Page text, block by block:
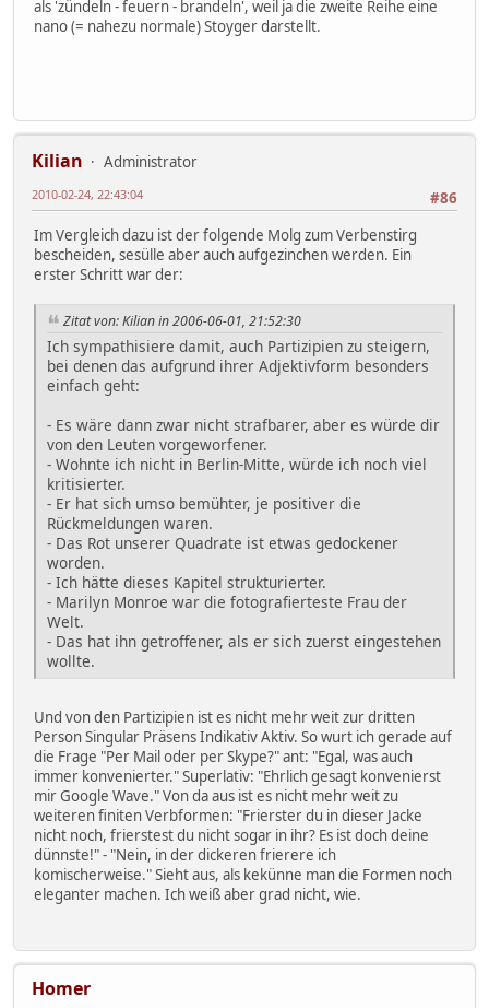
als 'zündeln - feuern - brandeln', weil ja die zweite Reihe eine
nano (= nahezu normale) Stoyger darstellt.
Kilian
Administrator
#86
2010-02-24, 22:43:04
Im Vergleich dazu ist der folgende Molg zum Verbenstirg
bescheiden, sesülle aber auch aufgezinchen werden. Ein
erster Schritt war der:
Zitat von: Kilian in 2006-06-01, 21:52:30
Ich sympathisiere damit, auch Partizipien zu steigern,
bei denen das aufgrund ihrer Adjektivform besonders
einfach geht:
- Es wäre dann zwar nicht strafbarer, aber es würde dir
von den Leuten vorgeworfener.
- Wohnte ich nicht in Berlin-Mitte, würde ich noch viel
kritisierter.
- Er hat sich umso bemühter, je positiver die
Rückmeldungen waren.
- Das Rot unserer Quadrate ist etwas gedockener
worden.
- Ich hätte dieses Kapitel strukturierter.
- Marilyn Monroe war die fotografierteste Frau der
Welt.
- Das hat ihn getroffener, als er sich zuerst eingestehen
wollte.
Und von den Partizipien ist es nicht mehr weit zur dritten
Person Singular Präsens Indikativ Aktiv. So wurt ich gerade auf
die Frage "Per Mail oder per Skype?" ant: "Egal, was auch
immer konvenierter." Superlativ: "Ehrlich gesagt konvenierst
mir Google Wave." Von da aus ist es nicht mehr weit zu
weiteren finiten Verbformen: "Frierster du in dieser Jacke
nicht noch, frierstest du nicht sogar in ihr? Es ist doch deine
dünnste!" - "Nein, in der dickeren frierere ich
komischerweise." Sieht aus, als kekünne man die Formen noch
eleganter machen. Ich weiß aber grad nicht, wie.
Homer